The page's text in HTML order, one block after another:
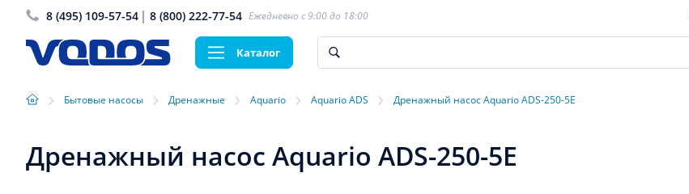
8 (495) 109-57-54 8 (800) 222-77-54 Ежедневно с 9:00 до 18:00
Каталог
› Бытовые насосы › Дренажные › Aquario › Aquario ADS › Дренажный насос Aquario ADS-250-5E
Дренажный насос Aquario ADS-250-5E